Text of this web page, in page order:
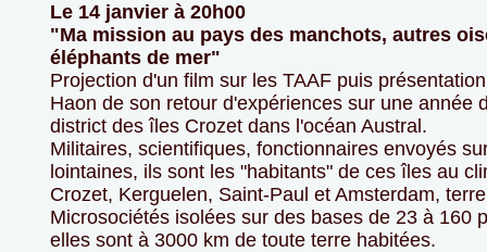
Le 14 janvier à 20h00
"Ma mission au pays des manchots, autres
éléphants de mer"
Projection d'un film sur les TAAF puis
Haon de son retour d'expériences sur une année
district des îles Crozet dans l'océan Austral.
Militaires, scientifiques, fonctionnaires envoyés
lointaines, ils sont les "habitants" de ces îles au
Crozet, Kerguelen, Saint-Paul et Amsterdam,
Microsociétés isolées sur des bases de 23 à 160
elles sont à 3000 km de toute terre habitées.